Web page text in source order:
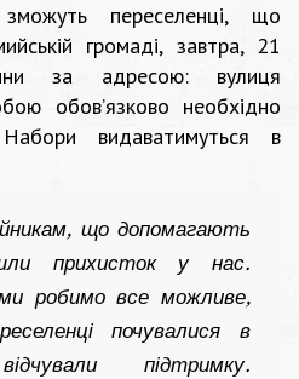
переселенці, що
громаді, завтра, 21
за адресою: вулиця
обов’язково необхідно
видаватимуться в
що допомагають
прихисток у нас.
робимо все можливе,
почувалися в
підтримку.